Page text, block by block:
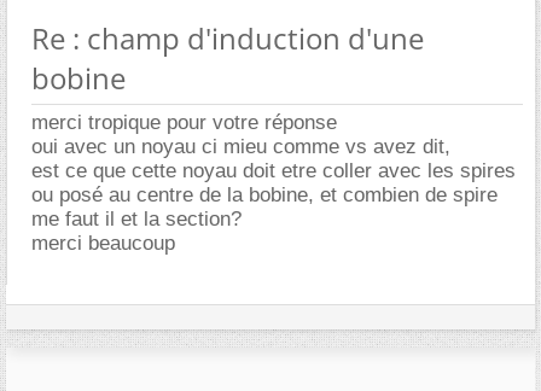
Re : champ d'induction d'une
bobine
merci tropique pour votre réponse
oui avec un noyau ci mieu comme vs avez dit,
est ce que cette noyau doit etre coller avec les spires
ou posé au centre de la bobine, et combien de spire
me faut il et la section?
merci beaucoup